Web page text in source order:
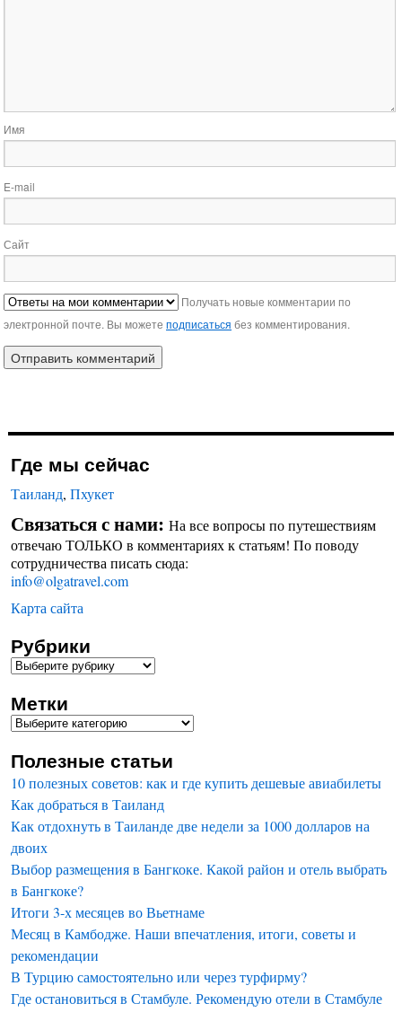
Имя
E-mail
Сайт
Получать новые комментарии по
электронной почте. Вы можете подписаться без комментирования.
Где мы сейчас
Таиланд, Пхукет
Связаться с нами: На все вопросы по путешествиям
отвечаю ТОЛЬКО в комментариях к статьям! По поводу
сотрудничества писать сюда:
info@olgatravel.com
Карта сайта
Рубрики
Метки
Полезные статьи
10 полезных советов: как и где купить дешевые авиабилеты
Как добраться в Таиланд
Как отдохнуть в Таиланде две недели за 1000 долларов на
двоих
Выбор размещения в Бангкоке. Какой район и отель выбрать
в Бангкоке?
Итоги 3-х месяцев во Вьетнаме
Месяц в Камбодже. Наши впечатления, итоги, советы и
рекомендации
В Турцию самостоятельно или через турфирму?
Где остановиться в Стамбуле. Рекомендую отели в Стамбуле